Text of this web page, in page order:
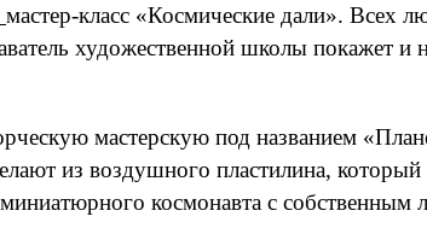
мастер-класс «Космические дали». Всех
художественной школы покажет
мастерскую под названием
из воздушного пластилина,
космонавта с собственным